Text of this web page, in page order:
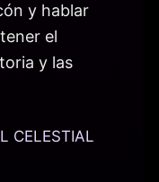
y hablar
el
y las
CELESTIAL